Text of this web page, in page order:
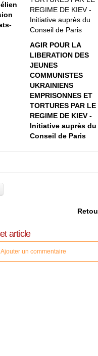
AGIR POUR LA
LIBERATION DES
JEUNES
COMMUNISTES
UKRAINIENS
EMPRISONNES ET
TORTURES PAR LE
REGIME DE KIEV -
Initiative auprès du
Conseil de Paris
article
Ajouter un commentaire